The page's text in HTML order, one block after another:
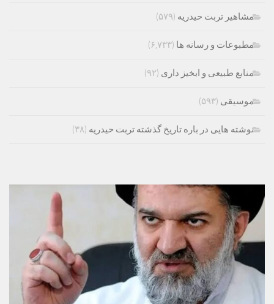
مشاهیر تربت حیدریه (۵۷۹)
مطبوعات و رسانه ها (۶,۷۳۳)
منابع طبیعی و ابخیز داری (۹۲)
موسیقی (۵۹۳)
نوشته هایی در باره تاریخ گذشته تربت حیدریه (۳۸)